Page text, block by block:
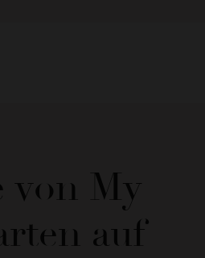
von My
auf